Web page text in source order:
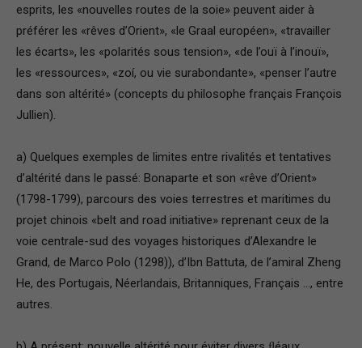
esprits, les «nouvelles routes de la soie» peuvent aider à
préférer les «rêves d’Orient», «le Graal européen», «travailler
les écarts», les «polarités sous tension», «de l’ouï à l’inouï»,
les «ressources», «zoí, ou vie surabondante», «penser l’autre
dans son altérité» (concepts du philosophe français François
Jullien).
a) Quelques exemples de limites entre rivalités et tentatives
d’altérité dans le passé: Bonaparte et son «rêve d’Orient»
(1798-1799), parcours des voies terrestres et maritimes du
projet chinois «belt and road initiative» reprenant ceux de la
voie centrale-sud des voyages historiques d’Alexandre le
Grand, de Marco Polo (1298)), d’Ibn Battuta, de l’amiral Zheng
He, des Portugais, Néerlandais, Britanniques, Français …, entre
autres.